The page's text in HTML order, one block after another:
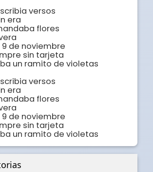
versos
era
flores
9 de noviembre
sin tarjeta
un ramito de violetas
versos
era
flores
9 de noviembre
sin tarjeta
un ramito de violetas